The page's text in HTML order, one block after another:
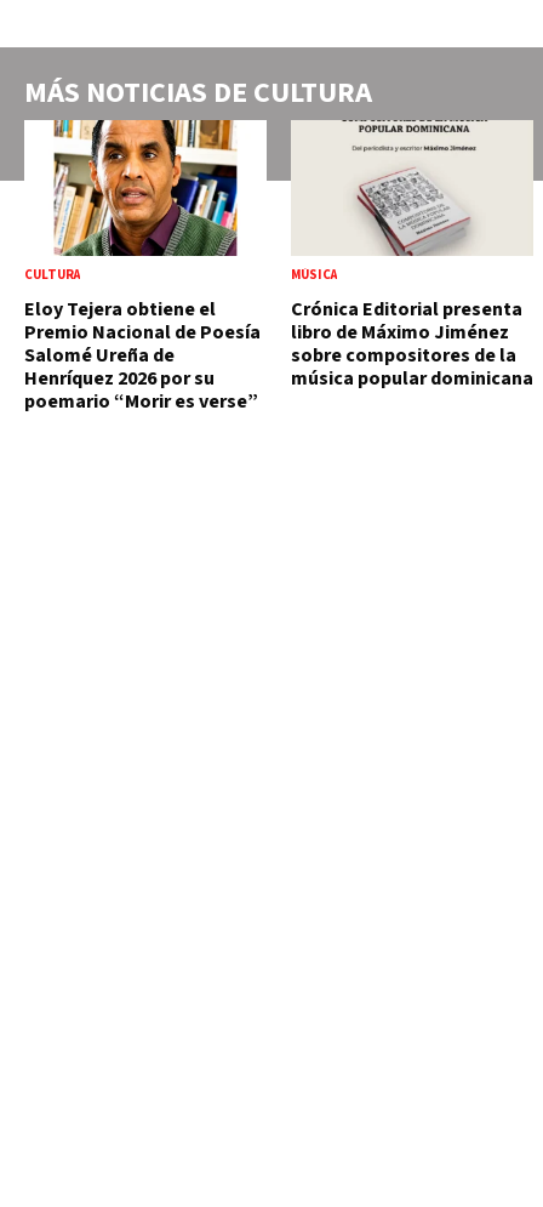
MÁS NOTICIAS DE CULTURA
CULTURA
Eloy Tejera obtiene el
Premio Nacional de Poesía
Salomé Ureña de
Henríquez 2026 por su
poemario “Morir es verse”
MÚSICA
Crónica Editorial presenta
libro de Máximo Jiménez
sobre compositores de la
música popular dominicana